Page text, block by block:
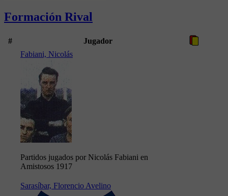
Formación Rival
#
Jugador
Fabiani, Nicolás
Partidos jugados por Nicolás Fabiani en
Amistosos 1917
Sarasíbar, Florencio Avelino